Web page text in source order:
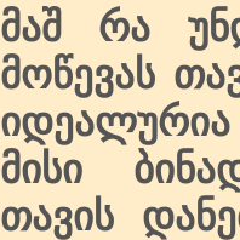
მაშ რა
მოწევას
მისი
თავის